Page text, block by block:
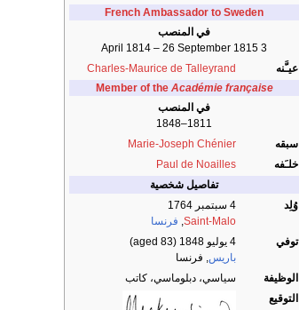
French Ambassador to Sweden
في المنصب
3 April 1814 – 26 September 1815
عيـَّنه
Charles-Maurice de Talleyrand
Member of the Académie française
في المنصب
1811–1848
سبقه
Marie-Joseph Chénier
خلـَفه
Paul de Noailles
تفاصيل شخصية
وُلِد
4 سبتمبر 1764
Saint-Malo
, فرنسا
توفي
4 يوليو 1848
(aged 83)
باريس, فرنسا
الوظيفة
سياسي، دبلوماسي، كاتب
التوقيع